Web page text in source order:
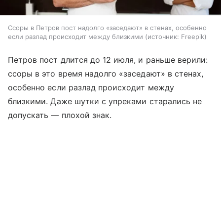
Ссоры в Петров пост надолго «заседают» в стенах, особенно
если разлад происходит между близкими
источник: Freepik
Петров пост длится до 12 июля, и раньше верили:
ссоры в это время надолго «заседают» в стенах,
особенно если разлад происходит между
близкими. Даже шутки с упреками старались не
допускать — плохой знак.